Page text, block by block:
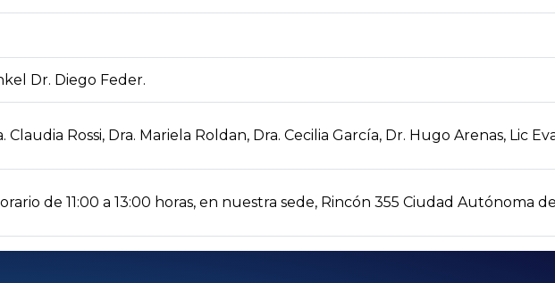
Dr. Diego Feder.
Rossi, Dra. Mariela Roldan, Dra. Cecilia García, Dr. Hugo Arenas, Lic
de 11:00 a 13:00 horas, en nuestra sede, Rincón 355 Ciudad